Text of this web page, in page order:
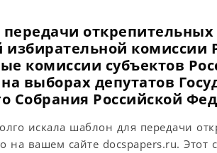
открепительных
избирательной комиссии
комиссии субъектов
выборах депутатов
Собрания Российской
искала шаблон для передачи
на вашем сайте docspapers.ru. Этот